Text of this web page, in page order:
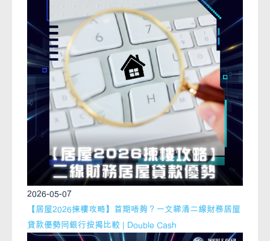
2026-05-07
【居屋2026揀樓攻略】首期唔夠？一文睇清二線財務居屋
貸款優勢同銀行按揭比較 | Double Cash